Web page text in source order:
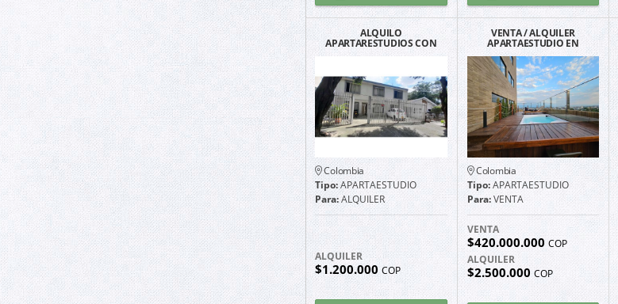
ALQUILO
APARTARESTUDIOS CON
TODO INCLUIDO EN LA
Colombia
Tipo:APARTAESTUDIO
Para:ALQUILER
ALQUILER
$1.200.000COP
VENTA / ALQUILER
APARTAESTUDIO EN
BARRIO LOS CRISTALES
CALI
Colombia
Tipo:APARTAESTUDIO
Para:VENTA
VENTA
$420.000.000COP
ALQUILER
$2.500.000COP